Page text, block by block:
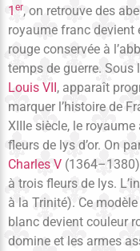
1 er, on retrouve des
royaume franc devient
rouge conservée à
temps de guerre. Sous
Louis VII, apparaît
marquer l’histoire de
XIIIe siècle, le
fleurs de lys d’or. On
Charles V
à trois fleurs de lys.
à la Trinité). Ce
blanc devient couleur
domine et les armes